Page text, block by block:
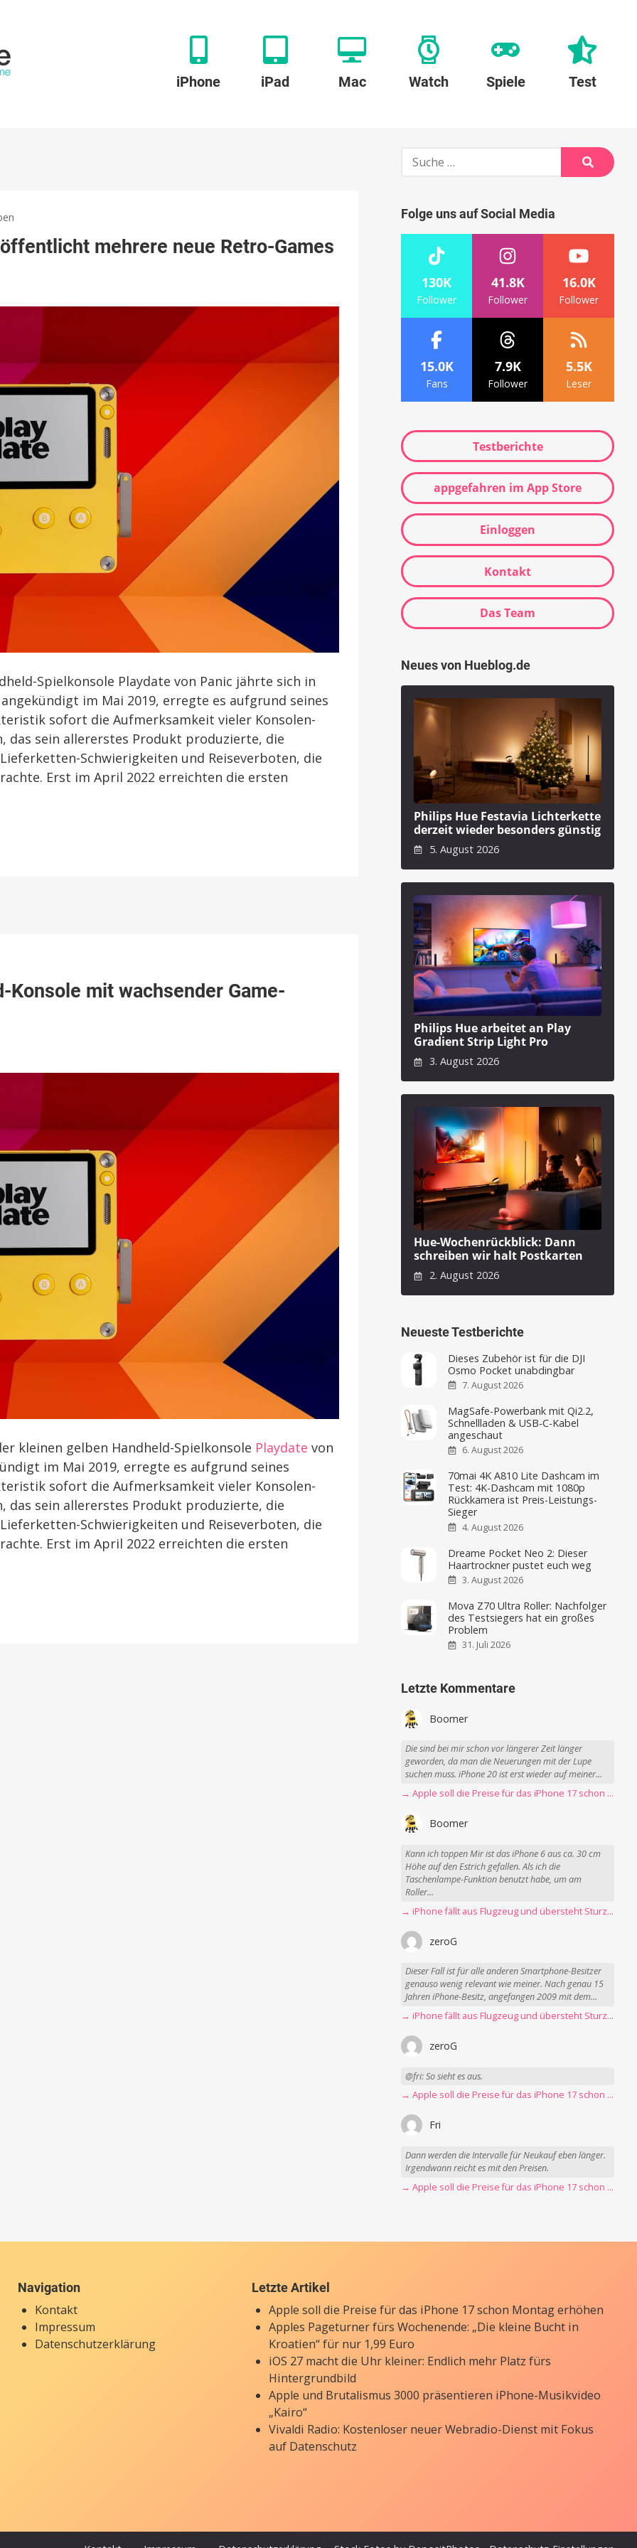
iPhone iPad Mac Watch Spiele Test
Handheld-
neue
mehrere neue Retro-Games
Spielkonsole Playdate von Panic jährte sich in
im Mai 2019, erregte es aufgrund seines
sofort die Aufmerksamkeit vieler Konsolen-
das sein allererstes Produkt produzierte, die
Schwierigkeiten und Reiseverboten, die
Erst im April 2022 erreichten die ersten
mit wachsender Game-
kleinen gelben Handheld-Spielkonsole Playdate von
im Mai 2019, erregte es aufgrund seines
sofort die Aufmerksamkeit vieler Konsolen-
das sein allererstes Produkt produzierte, die
Schwierigkeiten und Reiseverboten, die
Erst im April 2022 erreichten die ersten
Suche
Suche
Folge uns auf Social Media
130K
Follower
41.8K
Follower
16.0K
Follower
15.0K
Fans
7.9K
Follower
5.5K
Leser
Testberichte
appgefahren im App Store
Einloggen
Kontakt
Das Team
Neues von Hueblog.de
Philips Hue Festavia Lichterkette
derzeit wieder besonders günstig
5. August 2026
Philips Hue arbeitet an Play
Gradient Strip Light Pro
3. August 2026
Hue-Wochenrückblick: Dann
schreiben wir halt Postkarten
2. August 2026
Neueste Testberichte
Dieses Zubehör ist für die DJI
Osmo Pocket unabdingbar
7. August 2026
MagSafe-Powerbank mit Qi2.2,
Schnellladen & USB-C-Kabel
angeschaut
6. August 2026
70mai 4K A810 Lite Dashcam im
Test: 4K-Dashcam mit 1080p
Rückkamera ist Preis-Leistungs-
Sieger
4. August 2026
Dreame Pocket Neo 2: Dieser
Haartrockner pustet euch weg
3. August 2026
Mova Z70 Ultra Roller: Nachfolger
des Testsiegers hat ein großes
Problem
31. Juli 2026
Letzte Kommentare
Boomer
Die sind bei mir schon vor längerer Zeit länger
geworden, da man die Neuerungen mit der Lupe
suchen muss. iPhone 20 ist erst wieder auf meiner...
→ Apple soll die Preise für das iPhone 17 schon Montag erhöhen
Boomer
Kann ich toppen Mir ist das iPhone 6 aus ca. 30 cm
Höhe auf den Estrich gefallen. Als ich die
Taschenlampe-Funktion benutzt habe, um am
Roller...
→ iPhone fällt aus Flugzeug und übersteht Sturz unbeschadet
zeroG
Dieser Fall ist für alle anderen Smartphone-Besitzer
genauso wenig relevant wie meiner. Nach genau 15
Jahren iPhone-Besitz, angefangen 2009 mit dem...
→ iPhone fällt aus Flugzeug und übersteht Sturz unbeschadet
zeroG
@fri: So sieht es aus.
→ Apple soll die Preise für das iPhone 17 schon Montag erhöhen
Fri
Dann werden die Intervalle für Neukauf eben länger.
Irgendwann reicht es mit den Preisen.
→ Apple soll die Preise für das iPhone 17 schon Montag erhöhen
Navigation
Kontakt
Impressum
Datenschutzerklärung
Letzte Artikel
Apple soll die Preise für das iPhone 17 schon Montag erhöhen
Apples Pageturner fürs Wochenende: „Die kleine Bucht in
Kroatien“ für nur 1,99 Euro
iOS 27 macht die Uhr kleiner: Endlich mehr Platz fürs
Hintergrundbild
Apple und Brutalismus 3000 präsentieren iPhone-Musikvideo
„Kairo“
Vivaldi Radio: Kostenloser neuer Webradio-Dienst mit Fokus
auf Datenschutz